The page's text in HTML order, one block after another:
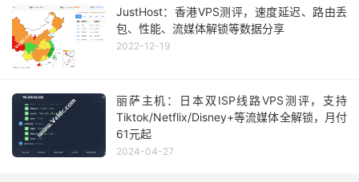
JustHost：香港VPS测评，速度延迟、路由丢
包、性能、流媒体解锁等数据分享
2022-12-19
丽萨主机：日本双ISP线路VPS测评，支持
Tiktok/Netflix/Disney+等流媒体全解锁，月付
61元起
2024-04-27